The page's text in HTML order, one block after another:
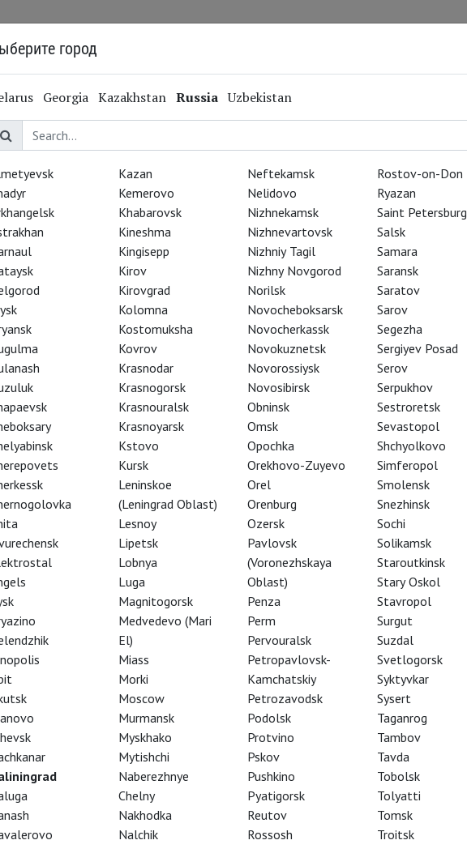
to Boris Godunov for his first historical drama, he knew only too
It was armed with his reading of Shakespeare that he
reign of the Tzar of Russia (1598-1605). Indeed, there are
fable, in which the ghost of the child that Boris has had
appears as an impostor. Adapting this epic poem, Mussorgsky
solitude of power, a populist drama in which the real
with its burden of eternal suffering. Pushkin had already
melody, perhaps…” Ivo Van Hove is no stranger to grand political
город
Georgia Kazakhstan Russia Uzbekistan
Kazan
Kemerovo
Khabarovsk
Kineshma
Kingisepp
Kirov
Kirovgrad
Kolomna
Kostomuksha
Kovrov
Krasnodar
Krasnogorsk
Krasnouralsk
Krasnoyarsk
Kstovo
Kursk
Leninskoe
(Leningrad Oblast)
Lesnoy
Lipetsk
Lobnya
Luga
Magnitogorsk
Medvedevo (Mari
El)
Miass
Morki
Moscow
Murmansk
Myskhako
Mytishchi
Naberezhnye
Chelny
Nakhodka
Nalchik
Neftekamsk
Nelidovo
Nizhnekamsk
Nizhnevartovsk
Nizhniy Tagil
Nizhny Novgorod
Norilsk
Novocheboksarsk
Novocherkassk
Novokuznetsk
Novorossiysk
Novosibirsk
Obninsk
Omsk
Opochka
Orekhovo-Zuyevo
Orel
Orenburg
Ozersk
Pavlovsk
(Voronezhskaya
Oblast)
Penza
Perm
Pervouralsk
Petropavlovsk-
Kamchatskiy
Petrozavodsk
Podolsk
Protvino
Pskov
Pushkino
Pyatigorsk
Reutov
Rossosh
Rostov-on-Don
Ryazan
Saint Petersburg
Salsk
Samara
Saransk
Saratov
Sarov
Segezha
Sergiyev Posad
Serov
Serpukhov
Sestroretsk
Sevastopol
Shchyolkovo
Simferopol
Smolensk
Snezhinsk
Sochi
Solikamsk
Staroutkinsk
Stary Oskol
Stavropol
Surgut
Suzdal
Svetlogorsk
Syktyvkar
Sysert
Taganrog
Tambov
Tavda
Tobolsk
Tolyatti
Tomsk
Troitsk